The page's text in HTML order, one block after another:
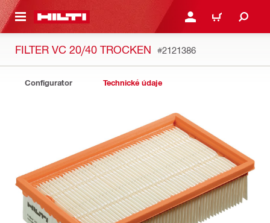
HLAVNÝ OBSAH PRIHLÁSIŤ ALEBO
KOŠÍK
FILTER VC 20/40 TROCKEN #2121386
Configurator Technické údaje